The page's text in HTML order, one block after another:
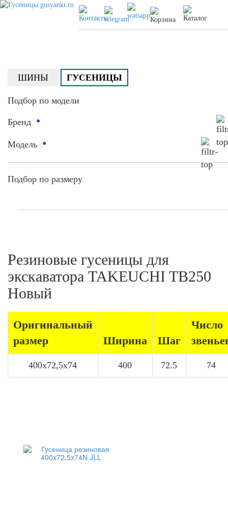
ШИНЫ ГУСЕНИЦЫ
Подбор по модели
Бренд •
Модель •
Подбор по размеру
Резиновые гусеницы для
экскаватора TAKEUCHI TB250
Новый
Оригинальный
размер
Ширина Шаг
Число
400x72,5x74 400 72.5 74